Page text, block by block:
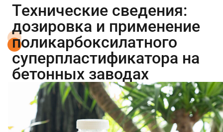
Технические сведения:
дозировка и применение
поликарбоксилатного
суперпластификатора на
бетонных заводах